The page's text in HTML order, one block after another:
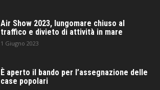
Air Show 2023, lungomare chiuso al
traffico e divieto di attività in mare
1 Giugno 2023
È aperto il bando per l’assegnazione delle
case popolari